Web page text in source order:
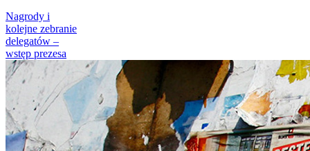
Nagrody i
kolejne zebranie
delegatów –
wstęp prezesa